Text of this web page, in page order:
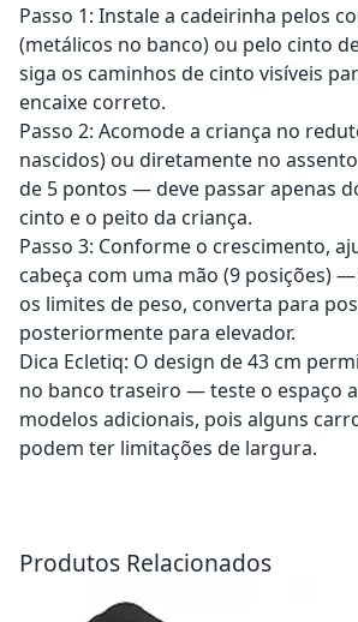
Passo 1: Instale a cadeirinha pelos
(metálicos no banco) ou pelo cinto
siga os caminhos de cinto visíveis
encaixe correto.
Passo 2: Acomode a criança no
nascidos) ou diretamente no
de 5 pontos — deve passar apenas
cinto e o peito da criança.
Passo 3: Conforme o crescimento,
cabeça com uma mão (9 posições)
os limites de peso, converta para
posteriormente para elevador.
Dica Ecletiq: O design de 43 cm
no banco traseiro — teste o espaço
modelos adicionais, pois alguns
podem ter limitações de largura.
Produtos Relacionados
Adicionar ao carrinho